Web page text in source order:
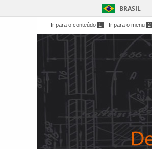
BRASIL
Ir para o conteúdo 1 Ir para o menu 2